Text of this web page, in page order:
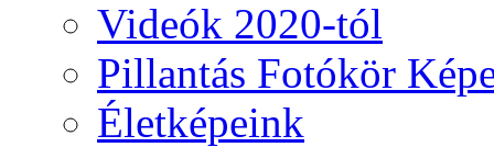
Videók 2020-tól
Pillantás Fotókör
Életképeink